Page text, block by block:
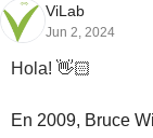
ViLab
Jun 2, 2024
Hola! 👋🏻
En 2009, Bruce